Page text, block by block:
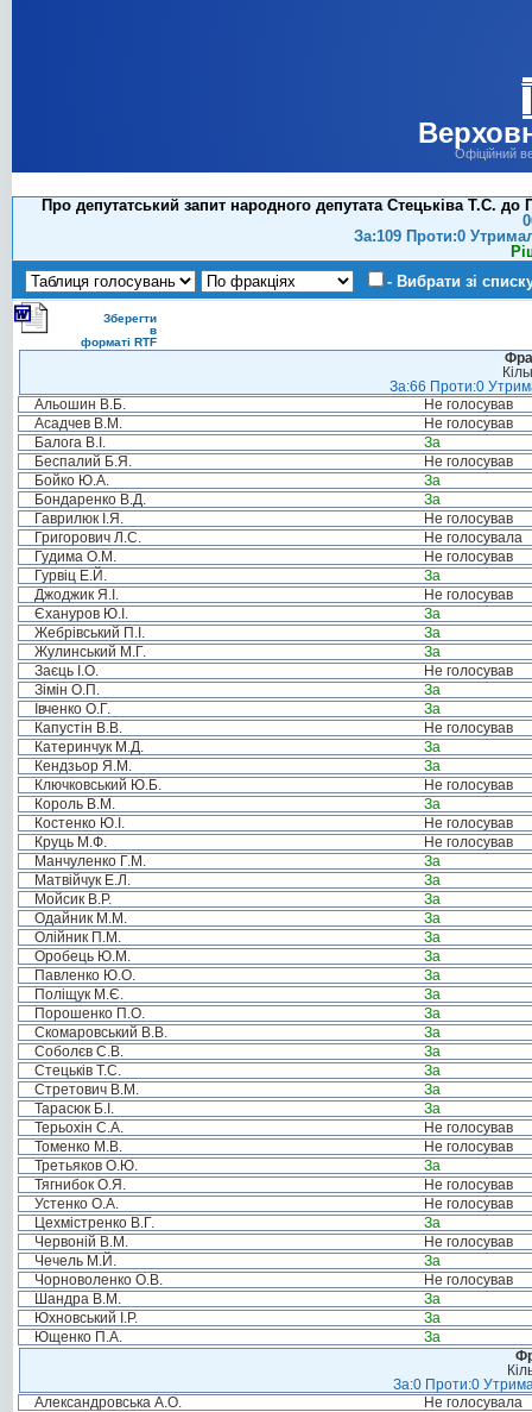
Офіційний
Про депутатський запит народного депутата Стецьківа Т.С.
За:109 Проти:0
- Вибрати зі
Зберегти
в
форматі RTF
За:66 Проти:0
Альошин В.Б.
Не голосував
Асадчев В.М.
Не голосував
Балога В.І.
За
Беспалий Б.Я.
Не голосував
Бойко Ю.А.
За
Бондаренко В.Д.
За
Гаврилюк І.Я.
Не голосував
Григорович Л.С.
Не голосувала
Гудима О.М.
Не голосував
Гурвіц Е.Й.
За
Джоджик Я.І.
Не голосував
Єхануров Ю.І.
За
Жебрівський П.І.
За
Жулинський М.Г.
За
Заєць І.О.
Не голосував
Зімін О.П.
За
Івченко О.Г.
За
Капустін В.В.
Не голосував
Катеринчук М.Д.
За
Кендзьор Я.М.
За
Ключковський Ю.Б.
Не голосував
Король В.М.
За
Костенко Ю.І.
Не голосував
Круць М.Ф.
Не голосував
Манчуленко Г.М.
За
Матвійчук Е.Л.
За
Мойсик В.Р.
За
Одайник М.М.
За
Олійник П.М.
За
Оробець Ю.М.
За
Павленко Ю.О.
За
Поліщук М.Є.
За
Порошенко П.О.
За
Скомаровський В.В.
За
Соболєв С.В.
За
Стецьків Т.С.
За
Стретович В.М.
За
Тарасюк Б.І.
За
Терьохін С.А.
Не голосував
Томенко М.В.
Не голосував
Третьяков О.Ю.
За
Тягнибок О.Я.
Не голосував
Устенко О.А.
Не голосував
Цехмістренко В.Г.
За
Червоній В.М.
Не голосував
Чечель М.Й.
За
Чорноволенко О.В.
Не голосував
Шандра В.М.
За
Юхновський І.Р.
За
Ющенко П.А.
За
За:0 Проти:0
Александровська А.О.
Не голосувала